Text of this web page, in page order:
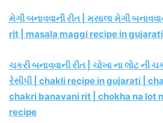
મેગી બનાવવાની રીત | મસાલા મેગી
rit | masala maggi recipe in gujarati
ચકરી બનાવવાની રીત | ચોખા ના લોટ ની
રેસીપી | chakli recipe in gujarati |
chakri banavani rit | chokha na lot
recipe